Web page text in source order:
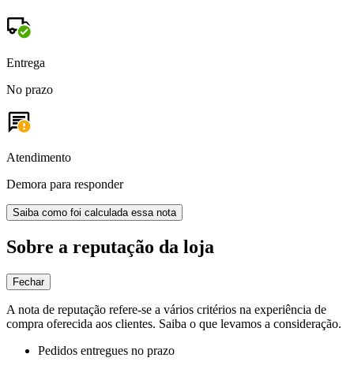
Entrega
No prazo
Atendimento
Demora para responder
Saiba como foi calculada essa nota
Sobre a reputação da loja
Fechar
A nota de reputação refere-se a vários critérios na experiência de
compra oferecida aos clientes. Saiba o que levamos a consideração.
Pedidos entregues no prazo